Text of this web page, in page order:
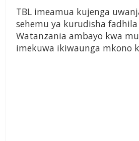
TBL imeamua kujenga
sehemu ya kurudisha
Watanzania ambayo kwa
imekuwa ikiwaunga mkono